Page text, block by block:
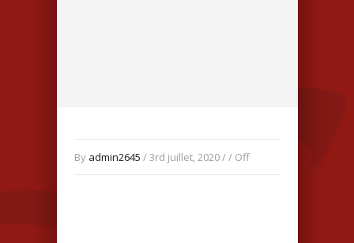
By admin2645 / 3rd juillet, 2020 / / Off